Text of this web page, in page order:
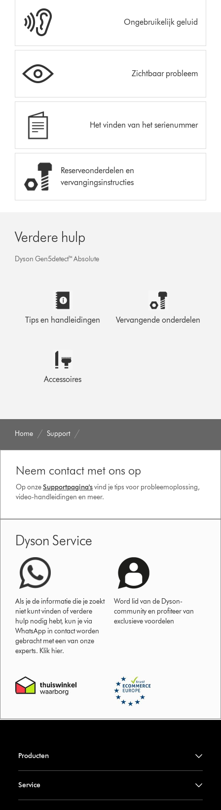
Ongebruikelijk geluid
Zichtbaar probleem
Het vinden van het serienummer
Reserveonderdelen en
vervangingsinstructies
Verdere hulp
Dyson Gen5detect™ Absolute
Tips en handleidingen Vervangende onderdelen
Accessoires
Home Support
Neem contact met ons op
Op onzeSupportpagina'svind je tips voor probleemoplossing,
video-handleidingen en meer.
Dyson Service
Als je de informatie die je zoekt
niet kunt vinden of verdere
hulp nodig hebt, kun je via
WhatsApp in contact worden
gebracht met een van onze
experts. Klik hier.
Word lid van de Dyson-
community en profiteer van
exclusieve voordelen
Producten
Service